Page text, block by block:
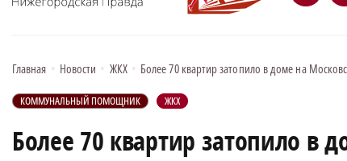
Главная • Новости • ЖКХ • Более 70 квартир затопило в доме на
КОММУНАЛЬНЫЙ ПОМОЩНИК ЖКХ
Более 70 квартир затопило в